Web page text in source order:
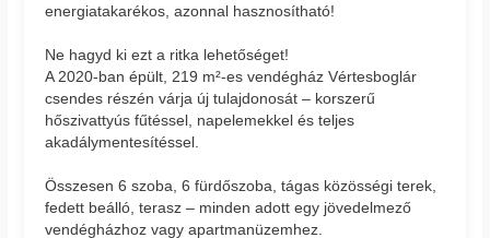
energiatakarékos, azonnal hasznosítható!
Ne hagyd ki ezt a ritka lehetőséget!
A 2020-ban épült, 219 m²-es vendégház Vértesboglár
csendes részén várja új tulajdonosát – korszerű
hőszivattyús fűtéssel, napelemekkel és teljes
akadálymentesítéssel.
Összesen 6 szoba, 6 fürdőszoba, tágas közösségi terek,
fedett beálló, terasz – minden adott egy jövedelmező
vendégházhoz vagy apartmanüzemhez.